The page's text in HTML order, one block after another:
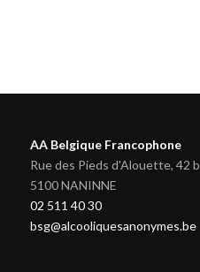
AA Belgique Francophone
Rue des Pieds d'Alouette, 42 b
5100 NANINNE
02 511 40 30
bsg@alcooliquesanonymes.be